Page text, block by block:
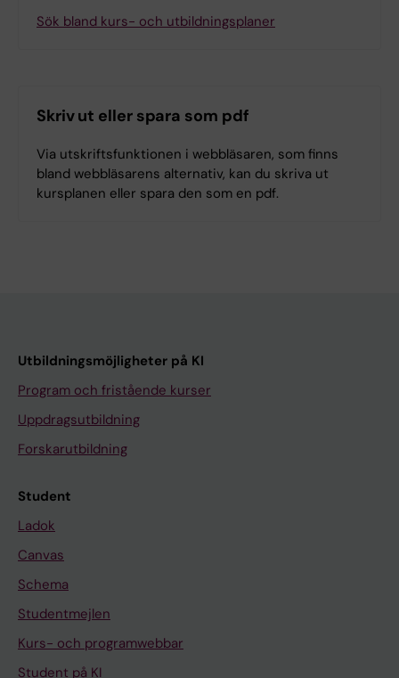
Sök bland kurs- och utbildningsplaner
Skriv ut eller spara som pdf
Via utskriftsfunktionen i webbläsaren, som finns
bland webbläsarens alternativ, kan du skriva ut
kursplanen eller spara den som en pdf.
Utbildningsmöjligheter på KI
Program och fristående kurser
Uppdragsutbildning
Forskarutbildning
Student
Ladok
Canvas
Schema
Studentmejlen
Kurs- och programwebbar
Student på KI